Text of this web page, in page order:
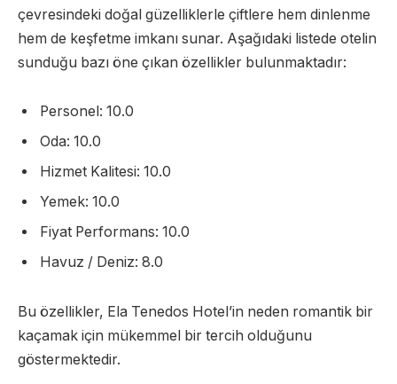
çevresindeki doğal güzelliklerle çiftlere hem dinlenme
hem de keşfetme imkanı sunar. Aşağıdaki listede otelin
sunduğu bazı öne çıkan özellikler bulunmaktadır:
Personel: 10.0
Oda: 10.0
Hizmet Kalitesi: 10.0
Yemek: 10.0
Fiyat Performans: 10.0
Havuz / Deniz: 8.0
Bu özellikler, Ela Tenedos Hotel’in neden romantik bir
kaçamak için mükemmel bir tercih olduğunu
göstermektedir.